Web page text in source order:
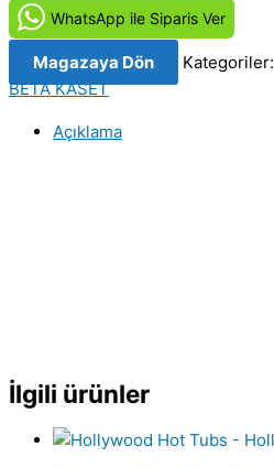
Avlanır
(1986)
Orjinal
Beta
WhatsApp ile Siparis Ver
Magazaya Dön
Kategoriler:
BETA KASET
Açıklama
İlgili ürünler